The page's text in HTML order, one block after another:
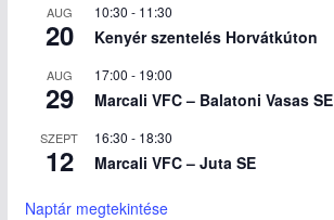
AUG
20
10:30 - 11:30
Kenyér szentelés Horvátkúton
AUG
29
17:00 - 19:00
Marcali VFC – Balatoni Vasas SE
SZEPT
12
16:30 - 18:30
Marcali VFC – Juta SE
Naptár megtekintése